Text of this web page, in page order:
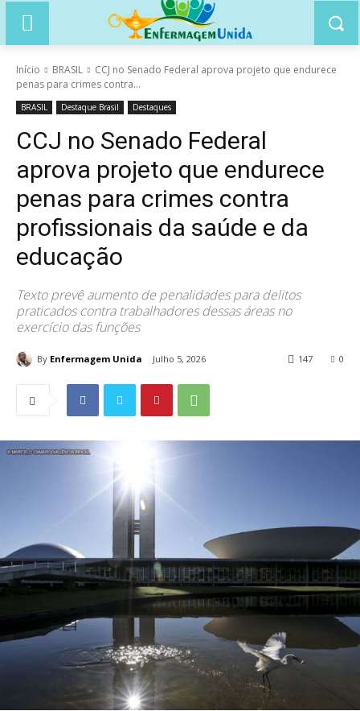
Início BRASIL
CCJ no Senado Federal aprova projeto que endurece
penas para crimes contra...
BRASIL Destaque Brasil Destaques
CCJ no Senado Federal
aprova projeto que endurece
penas para crimes contra
profissionais da saúde e da
educação
Texto prevê aumento de penalidades para delitos
praticados contra trabalhadores dessas áreas no
exercício das funções
By Enfermagem Unida Julho 5, 2026 0
147